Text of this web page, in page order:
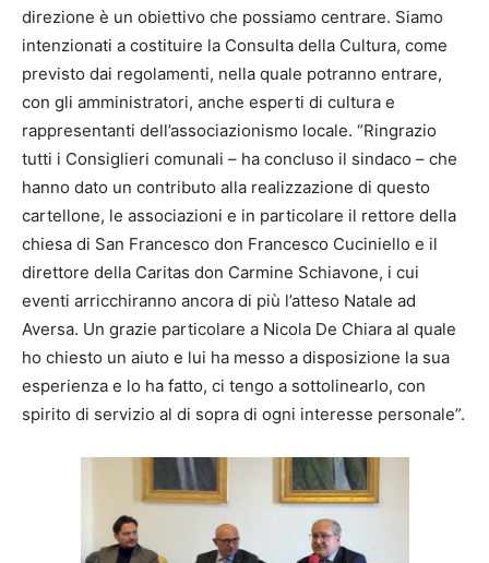
direzione è un obiettivo che possiamo centrare. Siamo
intenzionati a costituire la Consulta della Cultura, come
previsto dai regolamenti, nella quale potranno entrare,
con gli amministratori, anche esperti di cultura e
rappresentanti dell’associazionismo locale. “Ringrazio
tutti i Consiglieri comunali – ha concluso il sindaco – che
hanno dato un contributo alla realizzazione di questo
cartellone, le associazioni e in particolare il rettore della
chiesa di San Francesco don Francesco Cuciniello e il
direttore della Caritas don Carmine Schiavone, i cui
eventi arricchiranno ancora di più l’atteso Natale ad
Aversa. Un grazie particolare a Nicola De Chiara al quale
ho chiesto un aiuto e lui ha messo a disposizione la sua
esperienza e lo ha fatto, ci tengo a sottolinearlo, con
spirito di servizio al di sopra di ogni interesse personale”.